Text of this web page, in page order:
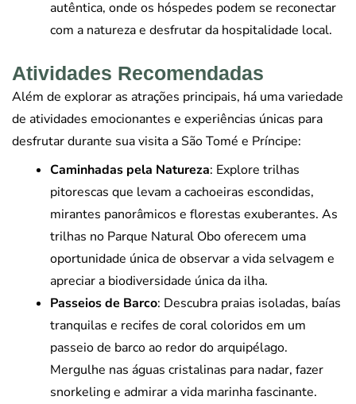
autêntica, onde os hóspedes podem se reconectar
com a natureza e desfrutar da hospitalidade local.
Atividades Recomendadas
Além de explorar as atrações principais, há uma variedade
de atividades emocionantes e experiências únicas para
desfrutar durante sua visita a São Tomé e Príncipe:
Caminhadas pela Natureza: Explore trilhas
pitorescas que levam a cachoeiras escondidas,
mirantes panorâmicos e florestas exuberantes. As
trilhas no Parque Natural Obo oferecem uma
oportunidade única de observar a vida selvagem e
apreciar a biodiversidade única da ilha.
Passeios de Barco: Descubra praias isoladas, baías
tranquilas e recifes de coral coloridos em um
passeio de barco ao redor do arquipélago.
Mergulhe nas águas cristalinas para nadar, fazer
snorkeling e admirar a vida marinha fascinante.